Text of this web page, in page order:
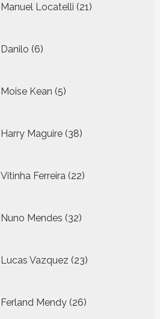
Manuel Locatelli 21
producten
Danilo 6
producten
Moise Kean 5
producten
Harry Maguire 38
producten
Vitinha Ferreira 22
producten
Nuno Mendes 32
producten
Lucas Vazquez 23
producten
Ferland Mendy 26
producten